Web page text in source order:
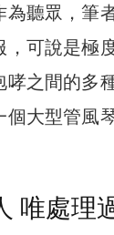
為聽眾，筆
，可說是極
之間的多
個大型管風
唯處理